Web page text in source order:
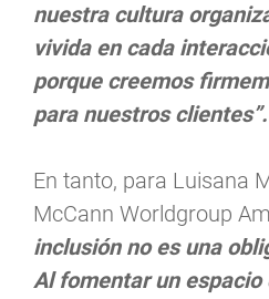
nuestra cultura
vivida en cada
porque creemos
para nuestros clientes”.
En tanto, para Luisana
McCann Worldgroup
inclusión no es una
Al fomentar un espacio